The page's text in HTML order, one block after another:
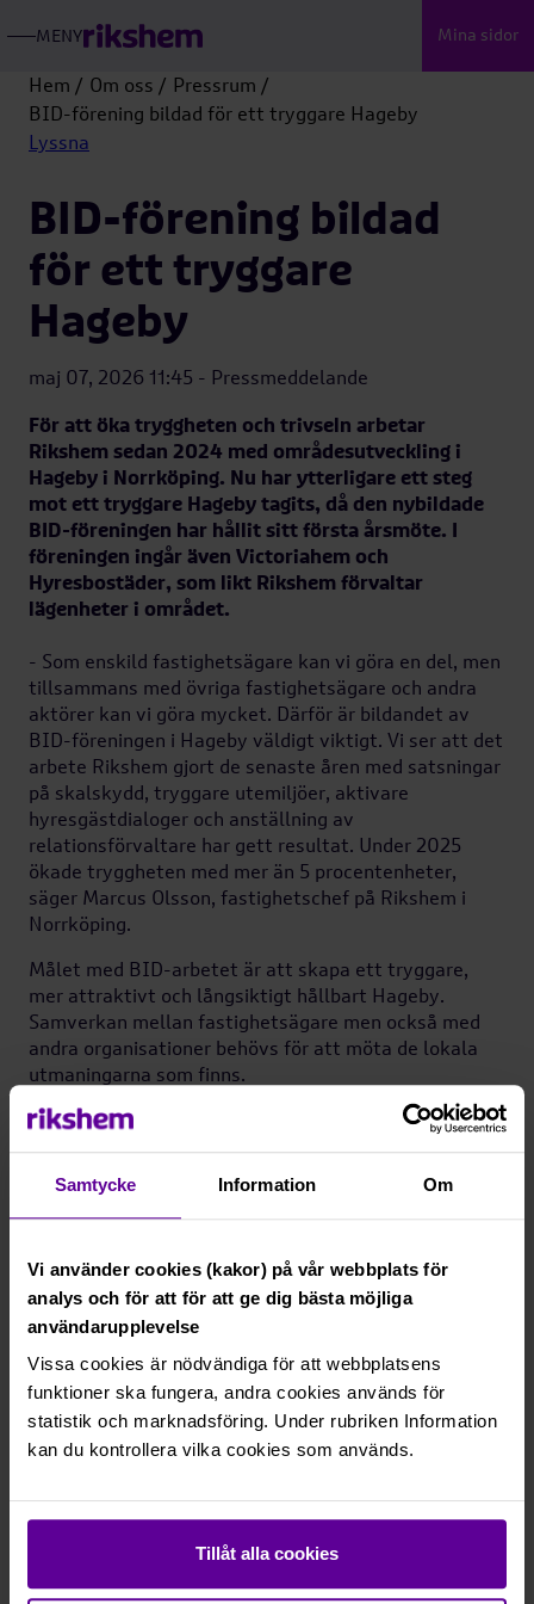
Samtycke Information Om
Vi använder cookies (kakor) på vår webbplats för
analys och för att för att ge dig bästa möjliga
användarupplevelse
Vissa cookies är nödvändiga för att webbplatsens
funktioner ska fungera, andra cookies används för
statistik och marknadsföring. Under rubriken Information
kan du kontrollera vilka cookies som används.
Tillåt alla cookies
MENY
ÖPPNA
HUVUDMENY
Mina sidor
Hem Om oss
Pressrum
BID-förening bildad för ett tryggare Hageby
Lyssna
BID-förening bildad
för ett tryggare
Hageby
maj 07, 2026 11:45 - Pressmeddelande
För att öka tryggheten och trivseln arbetar
Rikshem sedan 2024 med områdesutveckling i
Hageby i Norrköping. Nu har ytterligare ett steg
mot ett tryggare Hageby tagits, då den nybildade
BID-föreningen har hållit sitt första årsmöte. I
föreningen ingår även Victoriahem och
Hyresbostäder, som likt Rikshem förvaltar
lägenheter i området.
- Som enskild fastighetsägare kan vi göra en del, men
tillsammans med övriga fastighetsägare och andra
aktörer kan vi göra mycket. Därför är bildandet av
BID-föreningen i Hageby väldigt viktigt. Vi ser att det
arbete Rikshem gjort de senaste åren med satsningar
på skalskydd, tryggare utemiljöer, aktivare
hyresgästdialoger och anställning av
relationsförvaltare har gett resultat. Under 2025
ökade tryggheten med mer än 5 procentenheter,
säger Marcus Olsson, fastighetschef på Rikshem i
Norrköping.
Målet med BID-arbetet är att skapa ett tryggare,
mer attraktivt och långsiktigt hållbart Hageby.
Samverkan mellan fastighetsägare men också med
andra organisationer behövs för att möta de lokala
utmaningarna som finns.
- Med en gemensam BID med andra fastighetsägare
Människors upplevelse av ett område tar inte hänsyn
till gränsdragningar mellan fastighetsägare, utan det
Marcus Olsson.
Under 2026 ser Rikshem och föreningen fram emot
satsningar som bidrar till ökad attraktivitet, trygghet
och stärkt samverkan i Hageby.
* BID är en förkortning av Business Improvement
samverkan mellan fastighetsägare och offentliga
aktörer inom ett avgränsat geografiskt område.